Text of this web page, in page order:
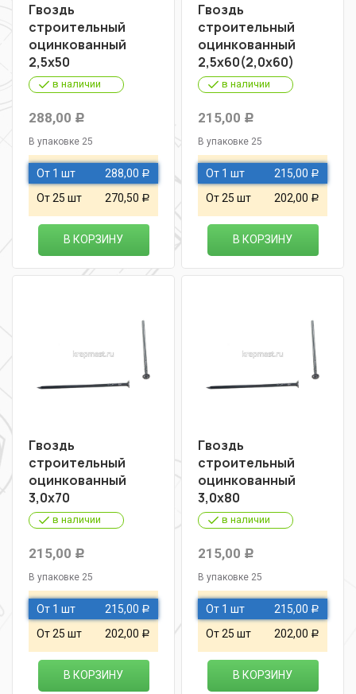
Гвоздь
строительный
оцинкованный
2,5х50
в наличии
288,00 Р
В упаковке 25
От 1 шт 288,00 Р
От 25 шт 270,50 Р
В КОРЗИНУ
Гвоздь
строительный
оцинкованный
2,5х60(2,0х60)
в наличии
215,00 Р
В упаковке 25
От 1 шт 215,00 Р
От 25 шт 202,00 Р
В КОРЗИНУ
Гвоздь
строительный
оцинкованный
3,0х70
в наличии
215,00 Р
В упаковке 25
От 1 шт 215,00 Р
От 25 шт 202,00 Р
В КОРЗИНУ
Гвоздь
строительный
оцинкованный
3,0х80
в наличии
215,00 Р
В упаковке 25
От 1 шт 215,00 Р
От 25 шт 202,00 Р
В КОРЗИНУ